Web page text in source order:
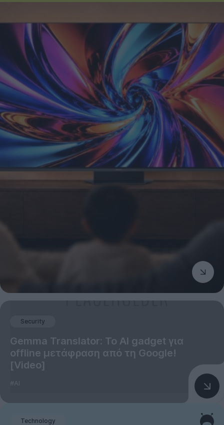
Security
Gemma Translator: Το AI gadget για
offline μετάφραση από τη Google!
[Video]
#AI
Technology